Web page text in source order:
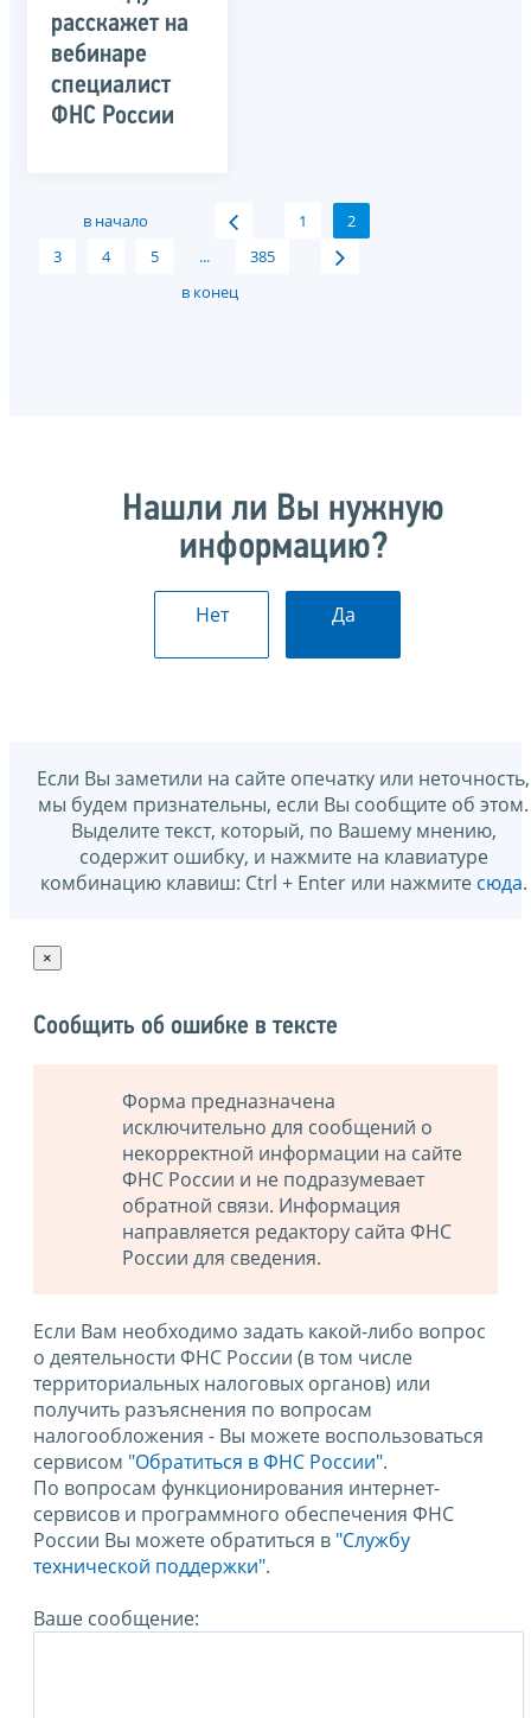
расскажет на
вебинаре
специалист
ФНС России
в начало 1
2
3
4 5 ...
385
в конец
Нашли ли Вы нужную
информацию?
Нет Да
Если Вы заметили на сайте опечатку или неточность,
мы будем признательны, если Вы сообщите об этом.
Выделите текст, который, по Вашему мнению,
содержит ошибку, и нажмите на клавиатуре
комбинацию клавиш: Ctrl + Enter или нажмите сюда.
×
Сообщить об ошибке в тексте
Форма предназначена
исключительно для сообщений о
некорректной информации на сайте
ФНС России и не подразумевает
обратной связи. Информация
направляется редактору сайта ФНС
России для сведения.
Если Вам необходимо задать какой-либо вопрос
о деятельности ФНС России (в том числе
территориальных налоговых органов) или
получить разъяснения по вопросам
налогообложения - Вы можете воспользоваться
сервисом "Обратиться в ФНС России".
По вопросам функционирования интернет-
сервисов и программного обеспечения ФНС
России Вы можете обратиться в "Службу
технической поддержки".
Ваше сообщение: